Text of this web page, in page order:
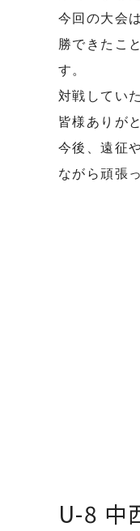
今回の大会
勝できたこ
す。
対戦してい
皆様ありが
今後、遠征
ながら頑張
U-8 中